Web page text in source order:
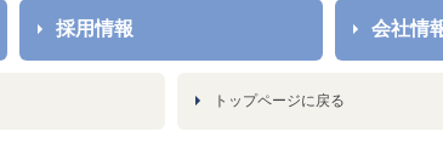
採用情報 会社情
トップページに戻る